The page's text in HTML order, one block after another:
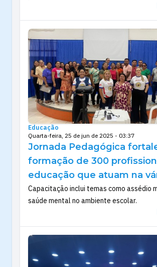
Educação
Quarta-feira, 25 de jun de 2025 - 03:37
Jornada Pedagógica
formação de 300
educação que atuam na
Capacitação inclui temas como assédio
saúde mental no ambiente escolar.